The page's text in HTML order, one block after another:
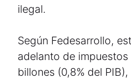
ilegal.
Según Fedesarrollo,
adelanto de
billones (0,8% del